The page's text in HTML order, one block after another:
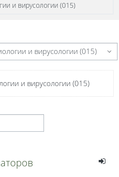
и вирусологии (015)
и вирусологии (015)